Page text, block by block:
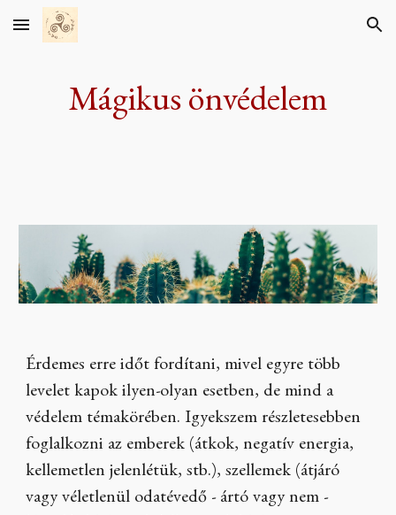
Skip to main content Skip to navigation
Mágikus önvédelem
Érdemes erre időt fordítani, mivel egyre több
levelet kapok ilyen-olyan esetben, de mind a
védelem témakörében. Igyekszem részletesebben
foglalkozni az emberek (átkok, negatív energia,
kellemetlen jelenlétük, stb.), szellemek (átjáró
vagy véletlenül odatévedő - ártó vagy nem -